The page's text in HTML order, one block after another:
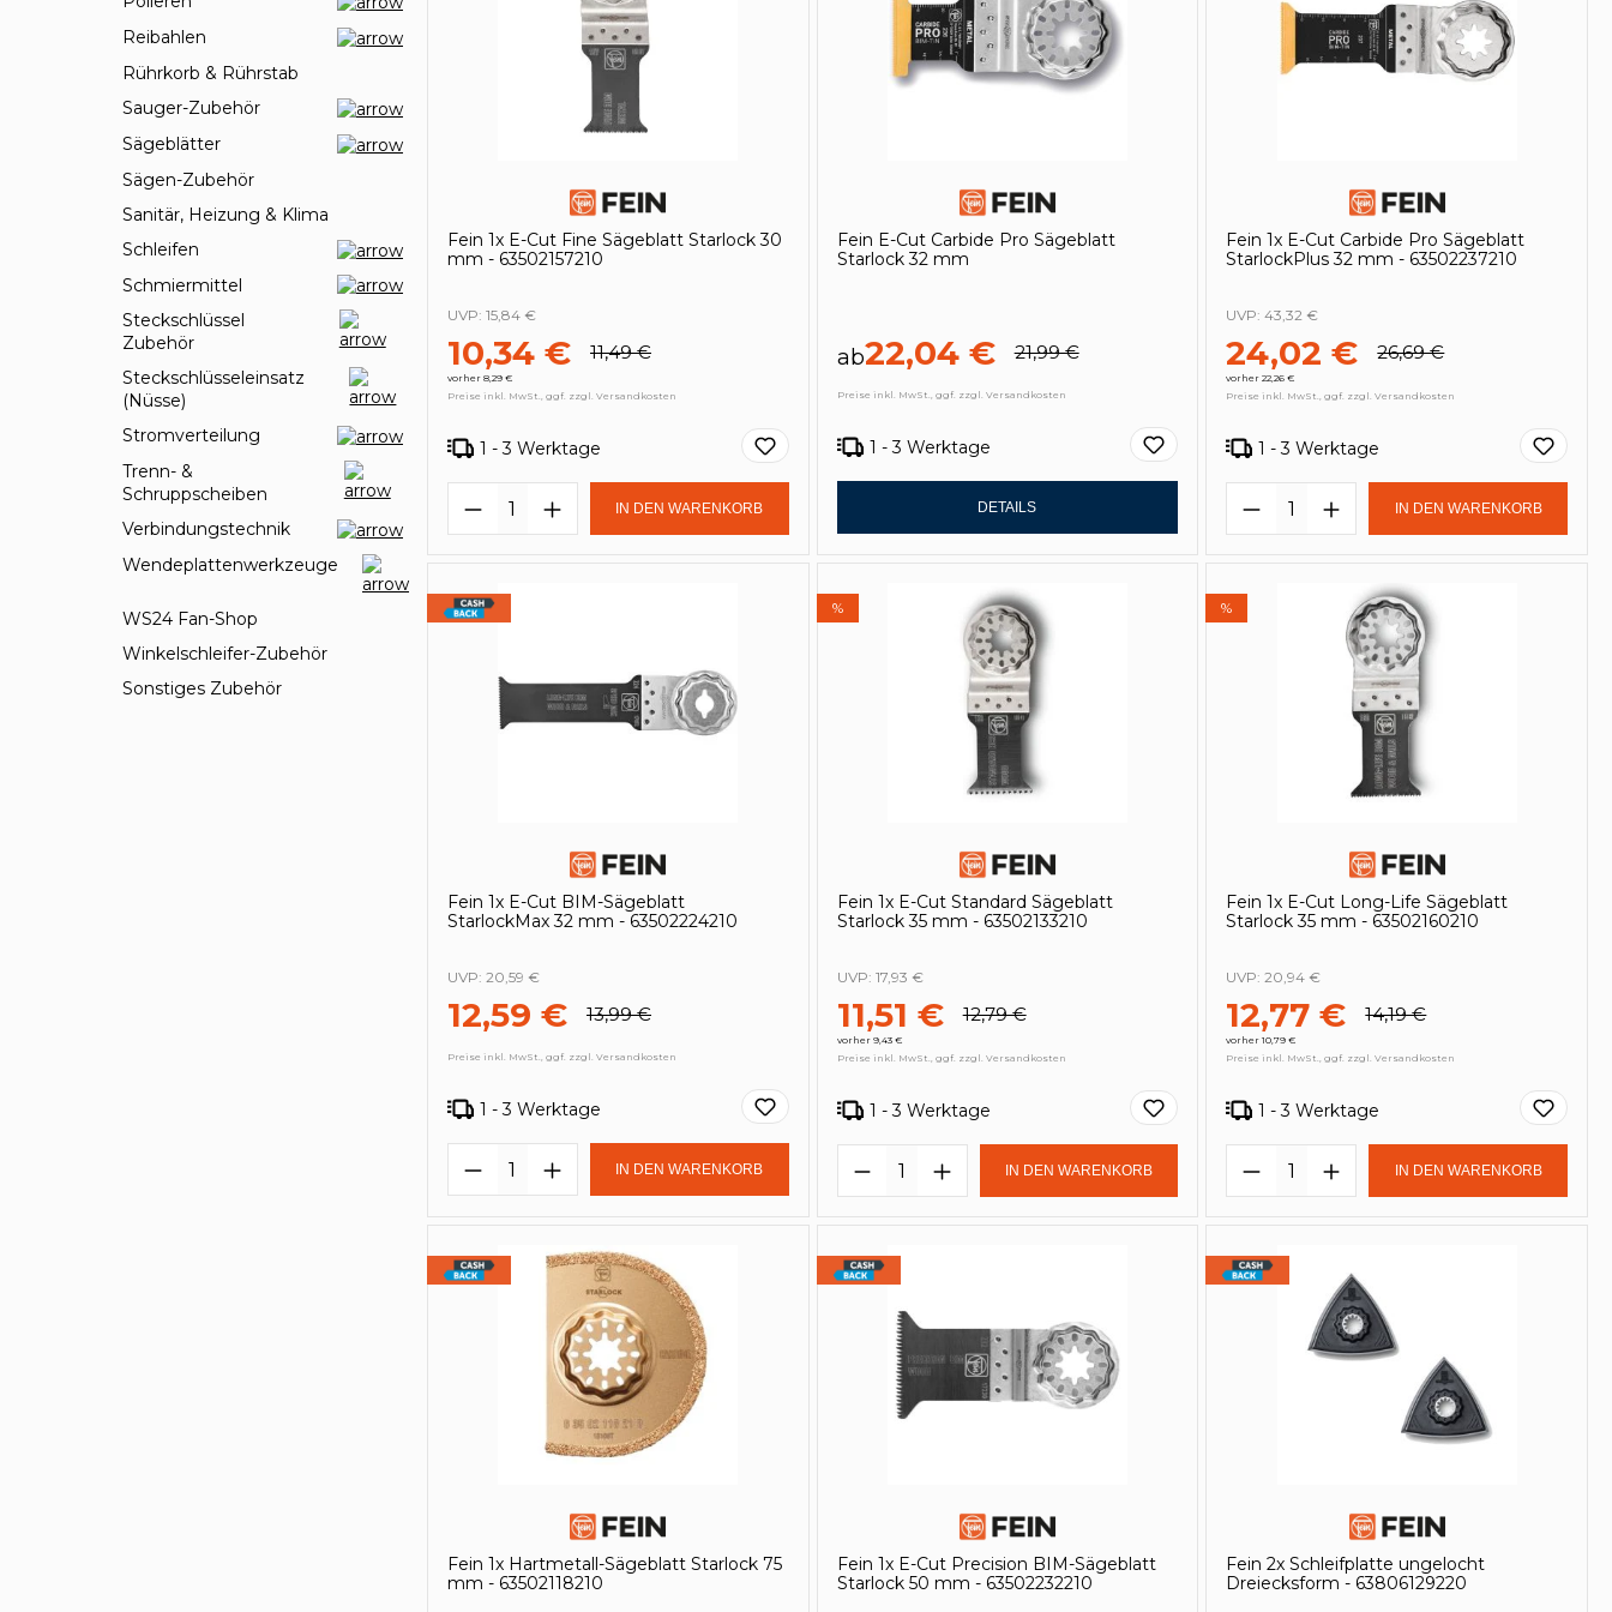
Reibahlen
Rührkorb & Rührstab
Sauger-Zubehör
Sägeblätter
Sägen-Zubehör
Sanitär, Heizung & Klima
Schleifen
Schmiermittel
Steckschlüssel
Zubehör
Steckschlüsseleinsatz
(Nüsse)
Stromverteilung
Trenn- &
Schruppscheiben
Verbindungstechnik
Wendeplattenwerkzeuge
WS24 Fan-Shop
Winkelschleifer-Zubehör
Sonstiges Zubehör
Fein 1x E-Cut Fine Sägeblatt Starlock 30
mm - 63502157210
10,34 € 11,49 €
vorher 8,29 €
UVP: 15,84 €
Preise inkl. MwSt., ggf. zzgl. Versandkosten
1 - 3 Werktage
Produkt Anzahl: Gib den gewünschten Wert ein oder benutze die Schaltflächen
IN DEN WARENKORB
Fein E-Cut Carbide Pro Sägeblatt
Starlock 32 mm
ab22,04 € 21,99 €
Preise inkl. MwSt., ggf. zzgl. Versandkosten
1 - 3 Werktage
DETAILS
Fein 1x E-Cut Carbide Pro Sägeblatt
StarlockPlus 32 mm - 63502237210
24,02 € 26,69 €
vorher 22,26 €
UVP:43,32 €
Preise inkl. MwSt., ggf. zzgl. Versandkosten
1 - 3 Werktage
Produkt Anzahl: Gib den
IN DEN WARENKORB
Fein 1x E-Cut BIM-Sägeblatt
StarlockMax 32 mm - 63502224210
12,59 € 13,99 €
UVP: 20,59 €
Preise inkl. MwSt., ggf. zzgl. Versandkosten
1 - 3 Werktage
Produkt Anzahl: Gib den gewünschten Wert ein oder benutze die Schaltflächen
IN DEN WARENKORB
%
Fein 1x E-Cut Standard Sägeblatt
Starlock 35 mm - 63502133210
11,51 € 12,79 €
vorher 9,43 €
UVP: 17,93 €
Preise inkl. MwSt., ggf. zzgl. Versandkosten
1 - 3 Werktage
Produkt Anzahl: Gib den gewünschten Wert ein
IN DEN WARENKORB
%
Fein 1x E-Cut Long-Life Sägeblatt
Starlock 35 mm - 63502160210
12,77 € 14,19 €
vorher 10,79 €
UVP:20,94 €
Preise inkl. MwSt., ggf. zzgl. Versandkosten
1 - 3 Werktage
Produkt Anzahl: Gib den
IN DEN WARENKORB
Fein 1x Hartmetall-Sägeblatt Starlock 75
mm - 63502118210
Fein 1x E-Cut Precision BIM-Sägeblatt
Starlock 50 mm - 63502232210
Fein 2x Schleifplatte ungelocht
Dreiecksform - 63806129220